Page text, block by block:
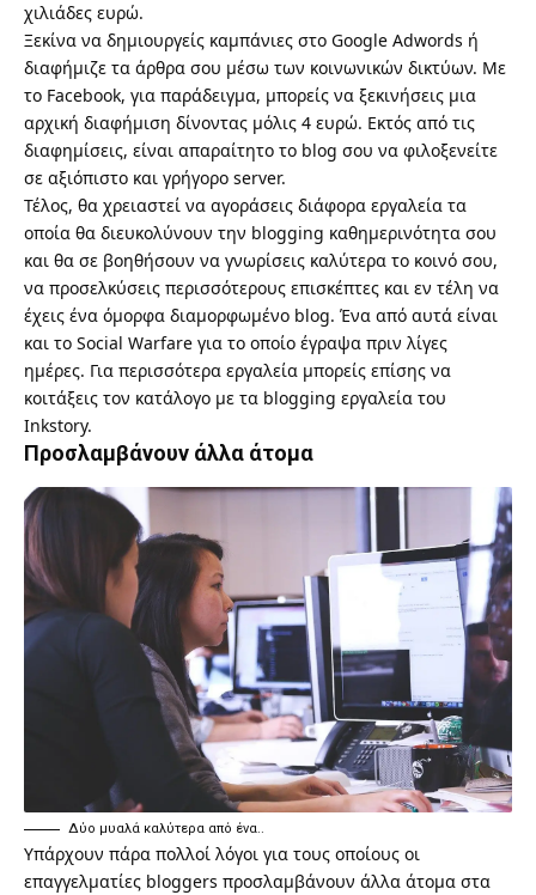
χιλιάδες ευρώ.
Ξεκίνα να δημιουργείς καμπάνιες στο Google Adwords ή
διαφήμιζε τα άρθρα σου μέσω των κοινωνικών δικτύων. Με
το Facebook, για παράδειγμα, μπορείς να ξεκινήσεις μια
αρχική διαφήμιση δίνοντας μόλις 4 ευρώ. Εκτός από τις
διαφημίσεις, είναι απαραίτητο το blog σου να φιλοξενείτε
σε αξιόπιστο και γρήγορο server.
Τέλος, θα χρειαστεί να αγοράσεις διάφορα εργαλεία τα
οποία θα διευκολύνουν την blogging καθημερινότητα σου
και θα σε βοηθήσουν να γνωρίσεις καλύτερα το κοινό σου,
να προσελκύσεις περισσότερους επισκέπτες και εν τέλη να
έχεις ένα όμορφα διαμορφωμένο blog. Ένα από αυτά είναι
και το Social Warfare για το οποίο έγραψα πριν λίγες
ημέρες. Για περισσότερα εργαλεία μπορείς επίσης να
κοιτάξεις τον κατάλογο με τα blogging εργαλεία του
Inkstory.
Προσλαμβάνουν άλλα άτομα
Δύο μυαλά καλύτερα από ένα..
Υπάρχουν πάρα πολλοί λόγοι για τους οποίους οι
επαγγελματίες bloggers προσλαμβάνουν άλλα άτομα στα